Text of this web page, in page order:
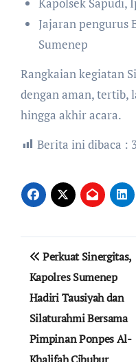
​Jajaran pengurus
Sumenep
​Rangkaian kegiatan
dengan aman, tertib,
hingga akhir acara.
Berita ini dibaca :
Navigasi
pos
Perkuat Sinergitas,
Kapolres Sumenep
Hadiri Tausiyah dan
Silaturahmi Bersama
Pimpinan Ponpes Al-